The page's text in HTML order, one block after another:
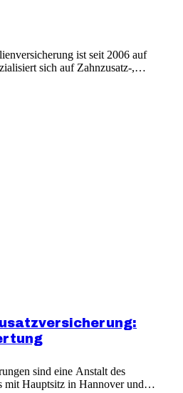
ist seit 2006 auf
sich auf Zahnzusatz-,
Tarife ohne Provisionen und
sind eine Anstalt des
mit Hauptsitz in Hannover und